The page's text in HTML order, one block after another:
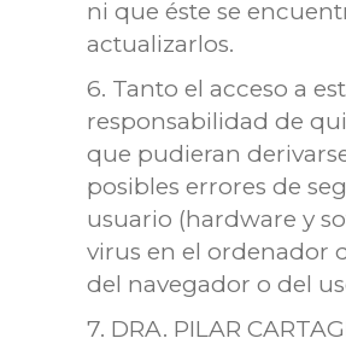
ni que éste se
actualizarlos.
6. Tanto el acceso a
responsabilidad de
que pudieran
posibles errores de
usuario (hardware y
virus en el ordenador
del navegador o del
7. DRA. PILAR